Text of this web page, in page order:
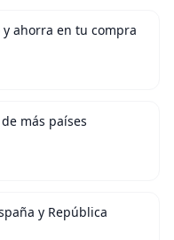
ahorra en tu compra
más países
y República